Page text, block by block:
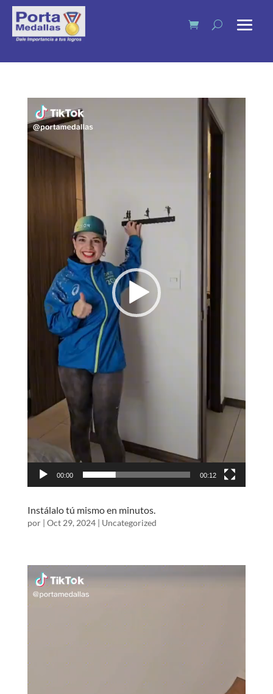
Reproductor
de
vídeo
00:00 00:12
Instálalo tú mismo en minutos.
por | Oct 29, 2024| Uncategorized
Reproductor
de
vídeo